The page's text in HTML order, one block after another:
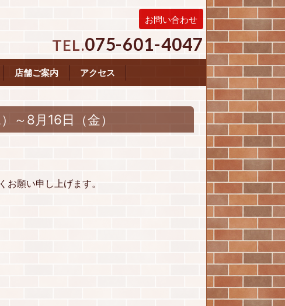
お問い合わせ
TEL.075-601-4047
店舗ご案内 アクセス
8月16日（金）
願い申し上げます。